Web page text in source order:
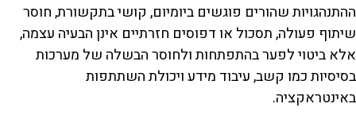
ההתנהגויות שהורים פוגשים ביומיום, קושי בתקשורת, חוסר
שיתוף פעולה, תסכול או דפוסים חזרתיים אינן הבעיה עצמה,
אלא ביטוי לפער בהתפתחות ולחוסר הבשלה של מערכות
בסיסיות כמו קשב, עיבוד מידע ויכולת השתתפות
באינטראקציה.